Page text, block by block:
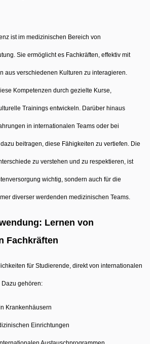
ist im medizinischen Bereich von
Sie ermöglicht es Fachkräften, effektiv mit
aus verschiedenen Kulturen zu interagieren.
Kompetenzen durch gezielte Kurse,
Trainings entwickeln. Darüber hinaus
in internationalen Teams oder bei
beitragen, diese Fähigkeiten zu vertiefen. Die
zu verstehen und zu respektieren, ist
wichtig, sondern auch für die
diverser werdenden medizinischen Teams.
Lernen von
Fachkräften
für Studierende, direkt von internationalen
Dazu gehören:
Krankenhäusern
Einrichtungen